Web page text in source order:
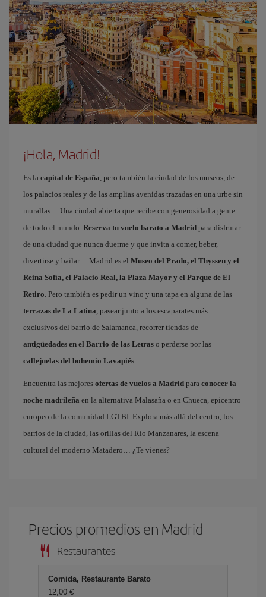
¡Hola, Madrid!
Es la capital de España, pero también la ciudad de los museos, de
los palacios reales y de las amplias avenidas trazadas en una urbe sin
murallas… Una ciudad abierta que recibe con generosidad a gente
de todo el mundo. Reserva tu vuelo barato a Madrid para disfrutar
de una ciudad que nunca duerme y que invita a comer, beber,
divertirse y bailar… Madrid es el Museo del Prado, el Thyssen y el
Reina Sofía, el Palacio Real, la Plaza Mayor y el Parque de El
Retiro. Pero también es pedir un vino y una tapa en alguna de las
terrazas de La Latina, pasear junto a los escaparates más
exclusivos del barrio de Salamanca, recorrer tiendas de
antigüedades en el Barrio de las Letras o perderse por las
callejuelas del bohemio Lavapiés.
Encuentra las mejores ofertas de vuelos a Madrid para conocer la
noche madrileña en la alternativa Malasaña o en Chueca, epicentro
europeo de la comunidad LGTBI. Explora más allá del centro, los
barrios de la ciudad, las orillas del Río Manzanares, la escena
cultural del moderno Matadero… ¿Te vienes?
Precios promedios en Madrid
Restaurantes
Comida, Restaurante Barato
12,00 €